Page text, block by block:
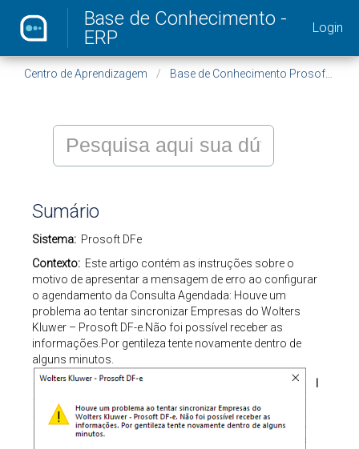
Base de Conhecimento -
ERP
Login
Centro de Aprendizagem Base de Conhecimento Prosoft - ERP
Sumário
Sistema:Prosoft DFe
Contexto: Este artigo contém as instruções sobre o
motivo de apresentar a mensagem de erro ao configurar
o agendamento da Consulta Agendada: Houve um
problema ao tentar sincronizar Empresas do Wolters
Kluwer – Prosoft DF-e.Não foi possível receber as
informações.Por gentileza tente novamente dentro de
alguns minutos.